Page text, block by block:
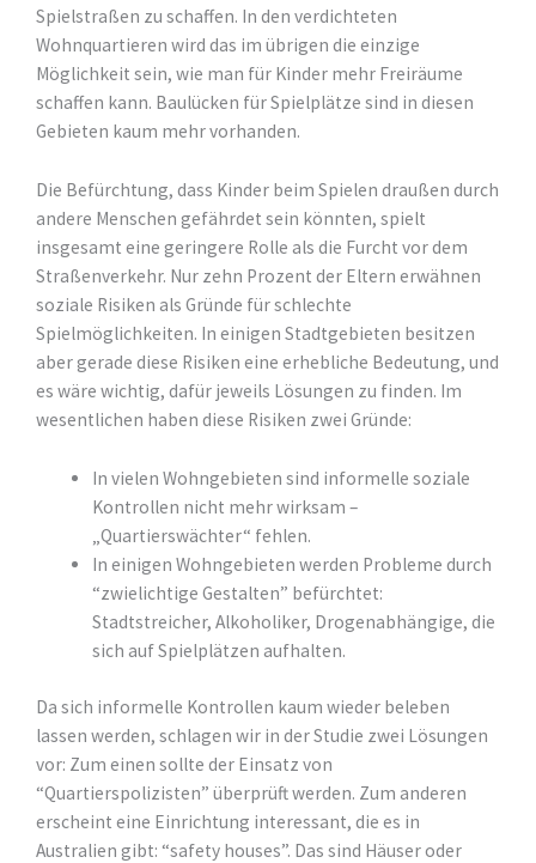
Spielstraßen zu schaffen. In den verdichteten
Wohnquartieren wird das im übrigen die einzige
Möglichkeit sein, wie man für Kinder mehr Freiräume
schaffen kann. Baulücken für Spielplätze sind in diesen
Gebieten kaum mehr vorhanden.
Die Befürchtung, dass Kinder beim Spielen draußen durch
andere Menschen gefährdet sein könnten, spielt
insgesamt eine geringere Rolle als die Furcht vor dem
Straßenverkehr. Nur zehn Prozent der Eltern erwähnen
soziale Risiken als Gründe für schlechte
Spielmöglichkeiten. In einigen Stadtgebieten besitzen
aber gerade diese Risiken eine erhebliche Bedeutung, und
es wäre wichtig, dafür jeweils Lösungen zu finden. Im
wesentlichen haben diese Risiken zwei Gründe:
In vielen Wohngebieten sind informelle soziale
Kontrollen nicht mehr wirksam –
„Quartierswächter“ fehlen.
In einigen Wohngebieten werden Probleme durch
“zwielichtige Gestalten” befürchtet:
Stadtstreicher, Alkoholiker, Drogenabhängige, die
sich auf Spielplätzen aufhalten.
Da sich informelle Kontrollen kaum wieder beleben
lassen werden, schlagen wir in der Studie zwei Lösungen
vor: Zum einen sollte der Einsatz von
“Quartierspolizisten” überprüft werden. Zum anderen
erscheint eine Einrichtung interessant, die es in
Australien gibt: “safety houses”. Das sind Häuser oder